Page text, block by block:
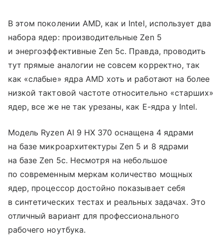
В этом поколении AMD, как и Intel, использует два
набора ядер: производительные Zen 5
и энергоэффективные Zen 5c. Правда, проводить
тут прямые аналогии не совсем корректно, так
как «слабые» ядра AMD хоть и работают на более
низкой тактовой частоте относительно «старших»
ядер, все же не так урезаны, как E-ядра у Intel.
Модель Ryzen AI 9 HX 370 оснащена 4 ядрами
на базе микроархитектуры Zen 5 и 8 ядрами
на базе Zen 5c. Несмотря на небольшое
по современным меркам количество мощных
ядер, процессор достойно показывает себя
в синтетических тестах и реальных задачах. Это
отличный вариант для профессионального
рабочего ноутбука.